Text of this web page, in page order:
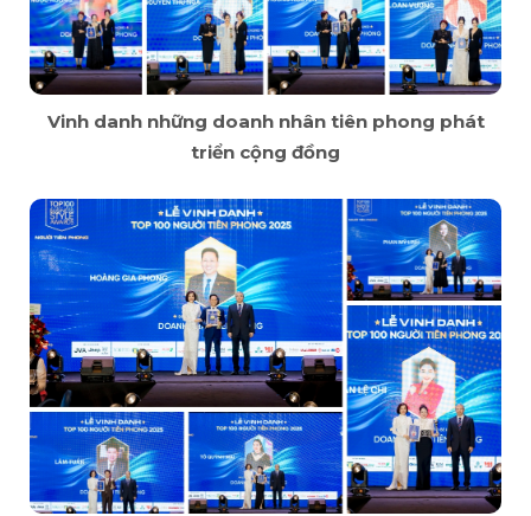
Vinh danh những doanh nhân tiên phong phát
triển cộng đồng